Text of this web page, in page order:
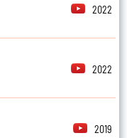
2022
2022
2019